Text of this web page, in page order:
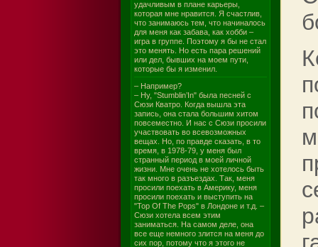
удачливым в плане карьеры,
которая мне нравится. Я счастлив,
что занимаюсь тем, что начиналось
для меня как забава, как хобби –
игра в группе. Поэтому я бы не стал
это менять. Но есть пара решений
или дел, бывших на моем пути,
которые бы я изменил.
– Например?
– Ну, "Stumblin’In" была песней с
Сюзи Кватро. Когда вышла эта
запись, она стала большим хитом
повсеместно. И нас с Сюзи просили
участвовать во всевозможных
вещах. Но, по правде сказать, в то
время, в 1978-79, у меня был
странный период в моей личной
жизни. Мне очень не хотелось быть
так много в разъездах. Так, меня
просили поехать в Америку, меня
просили поехать и выступить на
"Top Of The Pops" в Лондоне и т.д. –
Сюзи хотела всем этим
заниматься. На самом деле, она
все еще немного злится на меня до
сих пор, потому что я этого не